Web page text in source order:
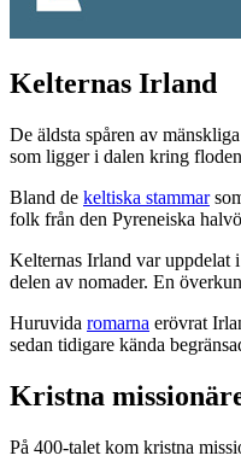
Kelternas Irland
De äldsta spåren av
som ligger i dalen kring
Bland de keltiska stammar
folk från den Pyreneiska
Kelternas Irland var uppdelat
delen av nomader. En
Huruvida romarna erövrat
sedan tidigare kända
Kristna
På 400-talet kom kristna